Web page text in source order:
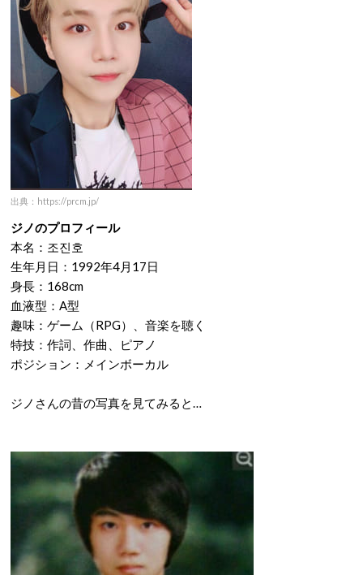
出典：https://prcm.jp/
ジノのプロフィール
本名：조진호
生年月日：1992年4月17日
身長：168cm
血液型：A型
趣味：ゲーム（RPG）、音楽を聴く
特技：作詞、作曲、ピアノ
ポジション：メインボーカル
ジノさんの昔の写真を見てみると…